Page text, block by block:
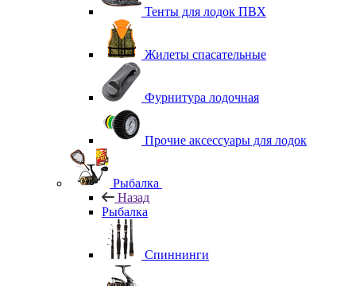
Тенты для лодок ПВХ
Жилеты спасательные
Фурнитура лодочная
Прочие аксессуары для лодок
Рыбалка
Назад
Рыбалка
Спиннинги